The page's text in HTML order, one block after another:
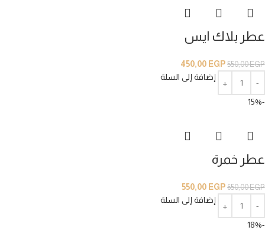
عطر بلاك ايس
550,00EGP
450,00 EGP
إضافة إلى السلة
-15%
عطر خمرة
650,00EGP
550,00 EGP
إضافة إلى السلة
-18%